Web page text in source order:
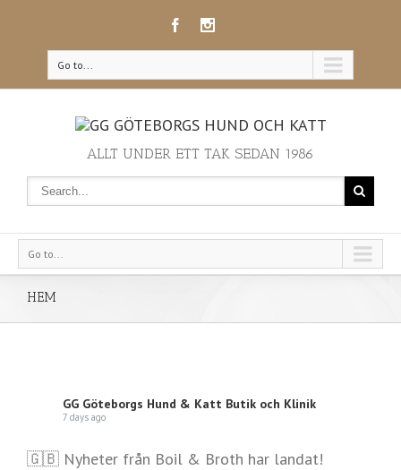
Go to...
ALLT UNDER ETT TAK SEDAN 1986
Go to...
HEM
GG Göteborgs Hund & Katt Butik och Klinik
7 days ago
🇬🇧 Nyheter från Boil & Broth har landat!